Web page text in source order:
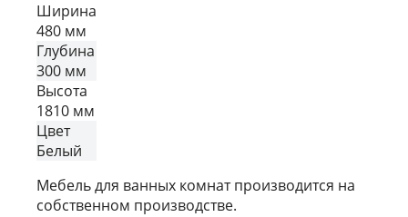
Ширина
480 мм
Глубина
300 мм
Высота
1810 мм
Цвет
Белый
Мебель для ванных комнат производится на
собственном производстве.